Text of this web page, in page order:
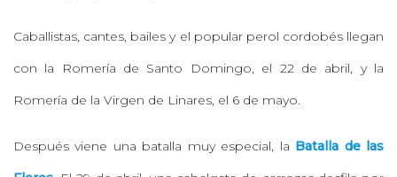
Caballistas, cantes, bailes y el popular perol cordobés llegan
con la Romería de Santo Domingo, el 22 de abril, y la
Romería de la Virgen de Linares, el 6 de mayo.
Después viene una batalla muy especial, la Batalla de las